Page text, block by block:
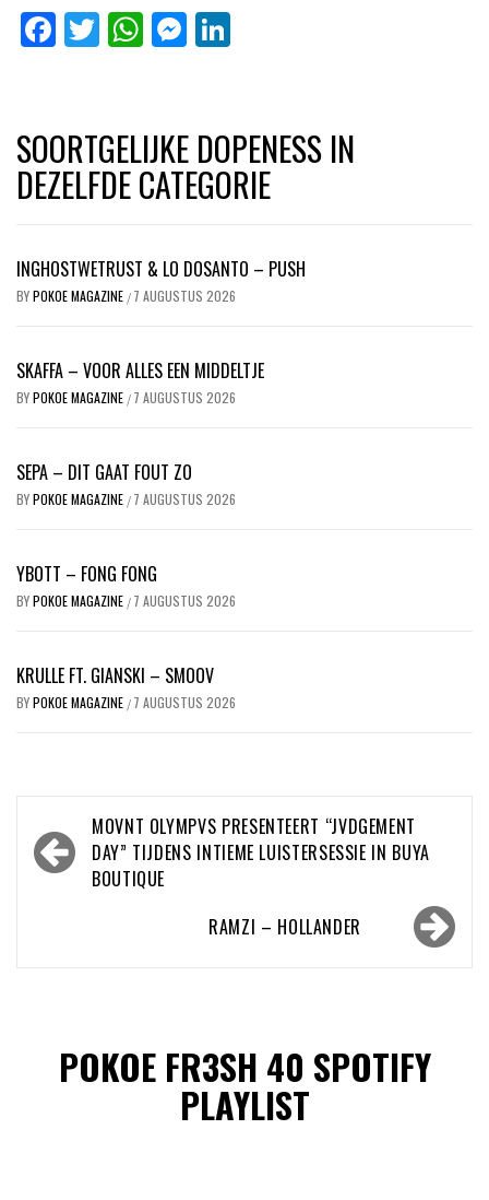
Facebook
Twitter
WhatsApp
Messenger
SOORTGELIJKE DOPENESS IN
DEZELFDE CATEGORIE
INGHOSTWETRUST & LO DOSANTO – PUSH
BYPOKOE MAGAZINE / 7 AUGUSTUS 2026
SKAFFA – VOOR ALLES EEN MIDDELTJE
BYPOKOE MAGAZINE / 7 AUGUSTUS 2026
SEPA – DIT GAAT FOUT ZO
BYPOKOE MAGAZINE / 7 AUGUSTUS 2026
YBOTT – FONG FONG
BYPOKOE MAGAZINE / 7 AUGUSTUS 2026
KRULLE FT. GIANSKI – SMOOV
BYPOKOE MAGAZINE / 7 AUGUSTUS 2026
Bericht
navigatie
MOVNT OLYMPVS PRESENTEERT “JVDGEMENT
DAY” TIJDENS INTIEME LUISTERSESSIE IN BUYA
BOUTIQUE
RAMZI – HOLLANDER
POKOE FR3SH 40 SPOTIFY
PLAYLIST